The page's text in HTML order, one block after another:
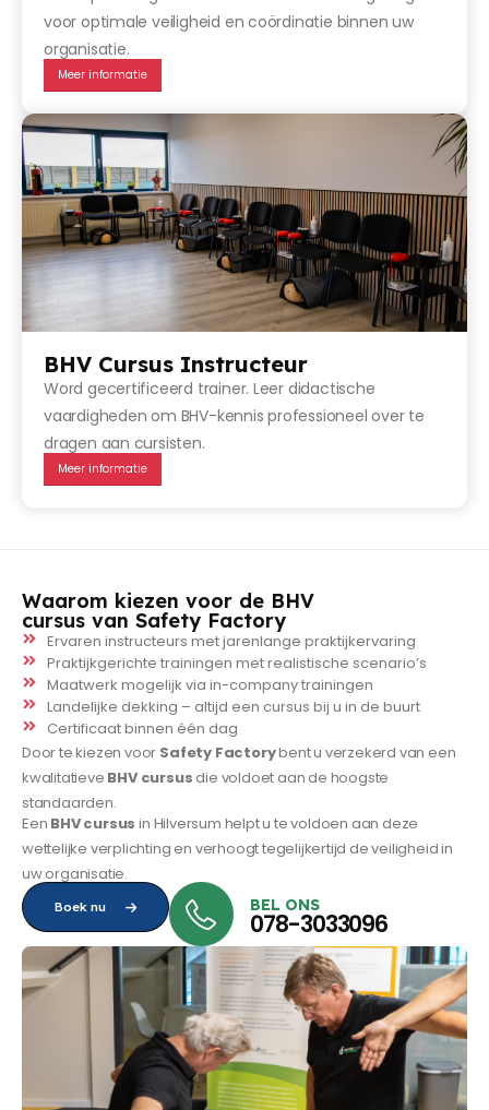
voor optimale veiligheid en coördinatie binnen uw
organisatie.
Meer informatie
BHV Cursus Instructeur
Word gecertificeerd trainer. Leer didactische
vaardigheden om BHV-kennis professioneel over te
dragen aan cursisten.
Meer informatie
Waarom kiezen voor de BHV
cursus van Safety Factory
Ervaren instructeurs met jarenlange praktijkervaring
Praktijkgerichte trainingen met realistische scenario’s
Maatwerk mogelijk via in-company trainingen
Landelijke dekking – altijd een cursus bij u in de buurt
Certificaat binnen één dag
Door te kiezen voor Safety Factorybent u verzekerd van een
kwalitatieve BHV cursus die voldoet aan de hoogste
standaarden.
Een BHV cursus in Hilversum helpt u te voldoen aan deze
wettelijke verplichting en verhoogt tegelijkertijd de veiligheid in
uw organisatie.
Boek nu BEL ONS
078-3033096